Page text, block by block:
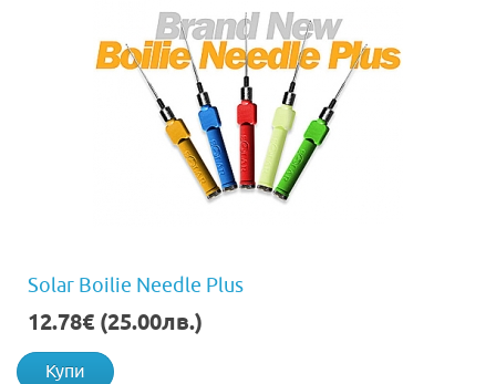
Solar Boilie Needle Plus
12.78€ (25.00лв.)
Купи